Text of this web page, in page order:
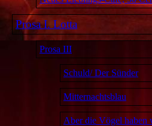
Prosa I. Lotta
Prosa III
Schuld/ Der Sünder
Mitternachtsblau
Aber die Vögel haben